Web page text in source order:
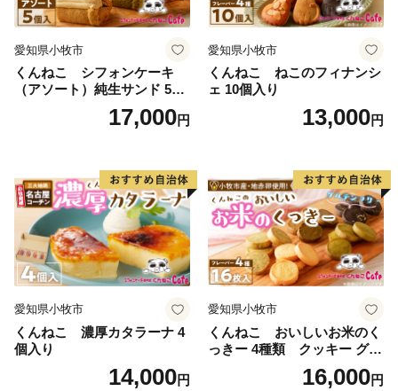
愛知県小牧市
くんねこ シフォンケーキ
（アソート）純生サンド 5個
17,000円
愛知県小牧市
くんねこ ねこのフィナンシ
ェ 10個入り
13,000円
愛知県小牧市
くんねこ 濃厚カタラーナ 4
個入り
14,000円
愛知県小牧市
くんねこ おいしいお米のく
っきー 4種類 クッキー グル
16,000円